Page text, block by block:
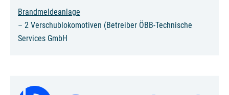
Brandmeldeanlage
– 2 Verschublokomotiven (Betreiber ÖBB-Technische
Services GmbH